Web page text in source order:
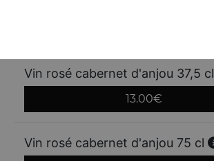
Vin rosé cabernet d'anjou 37,5 cl
13.00€
Vin rosé cabernet d'anjou 75 cl